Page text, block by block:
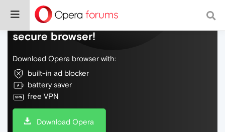
Do more on the web, with a fast and
secure browser!
Download Opera browser with:
built-in ad blocker
battery saver
free VPN
Download Opera